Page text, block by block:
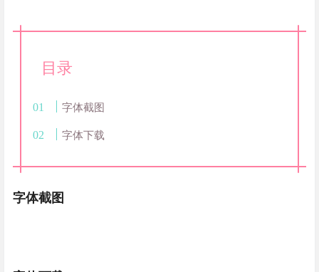
目录
字体截图
字体下载
字体截图